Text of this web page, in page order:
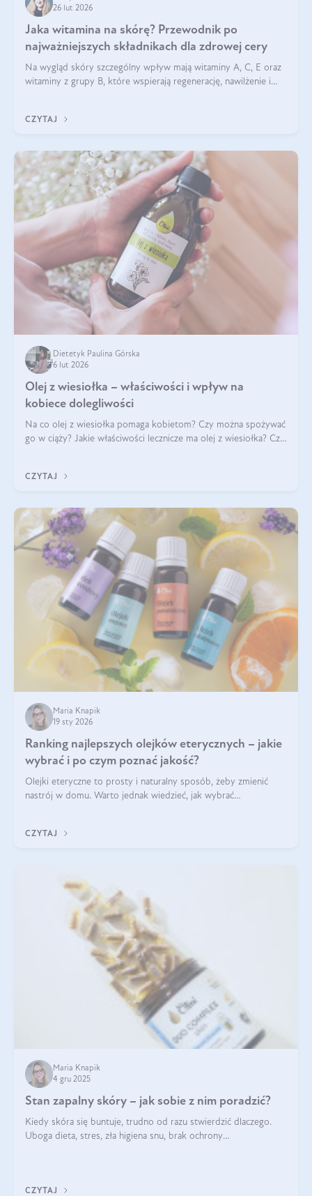
26 lut 2026
Jaka witamina na skórę? Przewodnik po
najważniejszych składnikach dla zdrowej cery
Na wygląd skóry szczególny wpływ mają witaminy A, C, E oraz
witaminy z grupy B, które wspierają regenerację, nawilżenie i
CZYTAJ
Dietetyk Paulina Górska
6 lut 2026
Olej z wiesiołka – właściwości i wpływ na
kobiece dolegliwości
Na co olej z wiesiołka pomaga kobietom? Czy można spożywać
go w ciąży? Jakie właściwości lecznicze ma olej z wiesiołka? Czy
CZYTAJ
Maria Knapik
19 sty 2026
Ranking najlepszych olejków eterycznych – jakie
wybrać i po czym poznać jakość?
Olejki eteryczne to prosty i naturalny sposób, żeby zmienić
nastrój w domu. Warto jednak wiedzieć, jak wybrać
kryteria wyboru!
CZYTAJ
Maria Knapik
4 gru 2025
Stan zapalny skóry – jak sobie z nim poradzić?
Kiedy skóra się buntuje, trudno od razu stwierdzić dlaczego.
Uboga dieta, stres, zła higiena snu, brak ochrony
CZYTAJ